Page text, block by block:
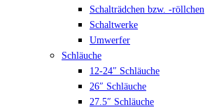
Schalträdchen bzw. -röllchen
Schaltwerke
Umwerfer
Schläuche
12-24″ Schläuche
26″ Schläuche
27.5″ Schläuche